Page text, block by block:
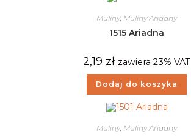
Muliny, Muliny Ariadny
1515 Ariadna
2,19 zł zawiera 23% VAT
Dodaj do koszyka
Muliny, Muliny Ariadny